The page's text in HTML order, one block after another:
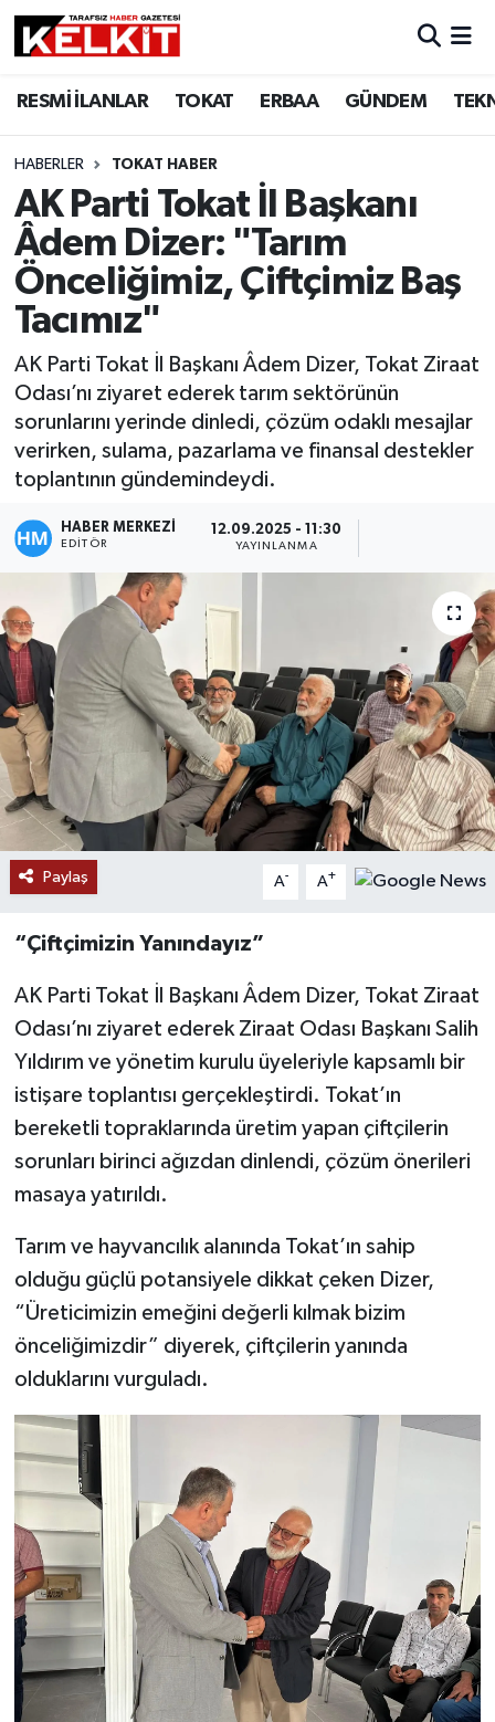
RESMİ İLANLAR TOKAT ERBAA GÜNDEM
HABERLER TOKAT HABER
AK Parti Tokat İl Başkanı
Âdem Dizer: "Tarım
Önceliğimiz, Çiftçimiz Baş
Tacımız"
AK Parti Tokat İl Başkanı Âdem Dizer, Tokat Ziraat
Odası’nı ziyaret ederek tarım sektörünün
sorunlarını yerinde dinledi, çözüm odaklı mesajlar
verirken, sulama, pazarlama ve finansal destekler
toplantının gündemindeydi.
HABER MERKEZİ
EDITÖR
12.09.2025 - 11:30
YAYINLANMA
Paylaş A- A+
“Çiftçimizin Yanındayız”
AK Parti Tokat İl Başkanı Âdem Dizer, Tokat Ziraat
Odası’nı ziyaret ederek Ziraat Odası Başkanı Salih
Yıldırım ve yönetim kurulu üyeleriyle kapsamlı bir
istişare toplantısı gerçekleştirdi. Tokat’ın
bereketli topraklarında üretim yapan çiftçilerin
sorunları birinci ağızdan dinlendi, çözüm önerileri
masaya yatırıldı.
Tarım ve hayvancılık alanında Tokat’ın sahip
olduğu güçlü potansiyele dikkat çeken Dizer,
“Üreticimizin emeğini değerli kılmak bizim
önceliğimizdir” diyerek, çiftçilerin yanında
olduklarını vurguladı.